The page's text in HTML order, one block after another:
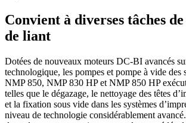
Convient à diverses tâches
de liant
Dotées de nouveaux moteurs DC-BI avancés
technologique, les pompes et pompe à vide des
NMP 850, NMP 830 HP et NMP 850 HP
telles que le dégazage, le nettoyage des têtes
et la fixation sous vide dans les systèmes
niveau de technologie considérablement